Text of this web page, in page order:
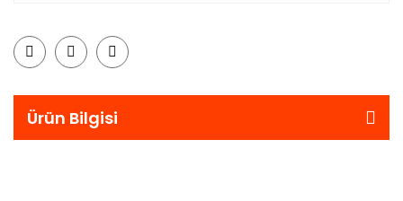
Ürün Bilgisi